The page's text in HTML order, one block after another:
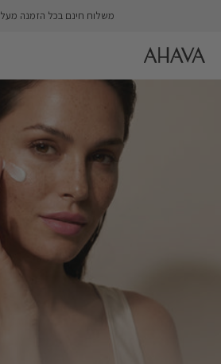
משלוח חינם בכל הזמנה מעל 249 ₪